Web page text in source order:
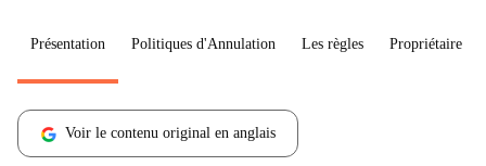
Présentation Politiques d'Annulation Les règles Propriétaire
Voir le contenu original en anglais